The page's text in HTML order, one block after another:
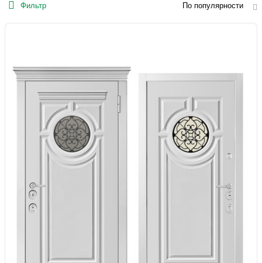
Фильтр По популярности